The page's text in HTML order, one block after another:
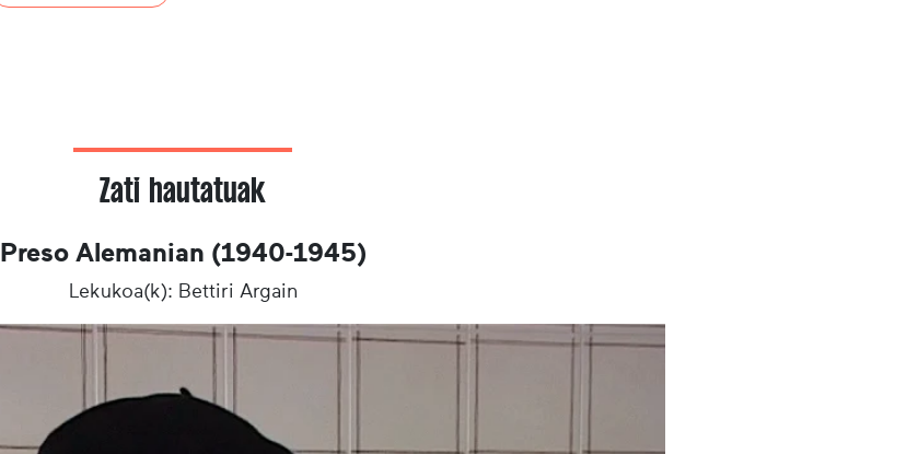
Zati hautatuak
Preso Alemanian (1940-1945)
Lekukoa(k): Bettiri Argain